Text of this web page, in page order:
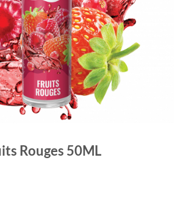
Rouges 50ML